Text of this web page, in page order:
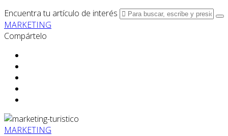
Encuentra tu artículo de interés
MARKETING
Compártelo
MARKETING